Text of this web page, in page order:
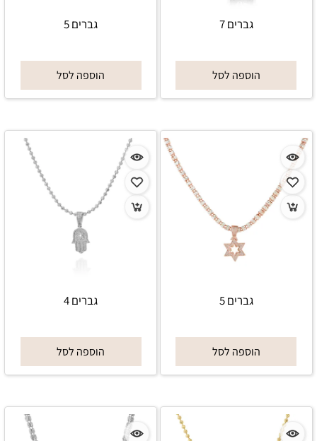
גברים 7
הוספה לסל
גברים 5
הוספה לסל
גברים 5
הוספה לסל
גברים 4
הוספה לסל